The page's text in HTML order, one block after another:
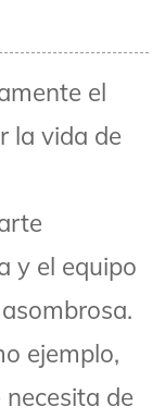
el
la vida de
y el equipo
ejemplo,
de